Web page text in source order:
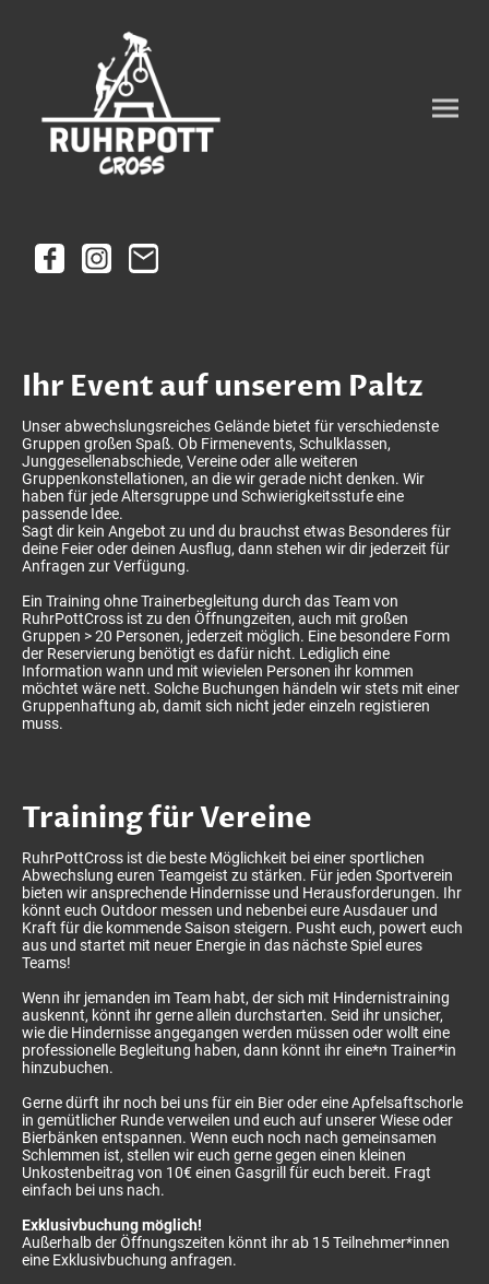
Ihr Event auf unserem Paltz
Unser abwechslungsreiches Gelände bietet für verschiedenste
Gruppen großen Spaß. Ob Firmenevents, Schulklassen,
Junggesellenabschiede, Vereine oder alle weiteren
Gruppenkonstellationen, an die wir gerade nicht denken. Wir
haben für jede Altersgruppe und Schwierigkeitsstufe eine
passende Idee.
Sagt dir kein Angebot zu und du brauchst etwas Besonderes für
deine Feier oder deinen Ausflug, dann stehen wir dir jederzeit für
Anfragen zur Verfügung.
Ein Training ohne Trainerbegleitung durch das Team von
RuhrPottCross ist zu den Öffnungzeiten, auch mit großen
Gruppen > 20 Personen, jederzeit möglich. Eine besondere Form
der Reservierung benötigt es dafür nicht. Lediglich eine
Information wann und mit wievielen Personen ihr kommen
möchtet wäre nett. Solche Buchungen händeln wir stets mit einer
Gruppenhaftung ab, damit sich nicht jeder einzeln registieren
muss.
Training für Vereine
RuhrPottCross ist die beste Möglichkeit bei einer sportlichen
Abwechslung euren Teamgeist zu stärken. Für jeden Sportverein
bieten wir ansprechende Hindernisse und Herausforderungen. Ihr
könnt euch Outdoor messen und nebenbei eure Ausdauer und
Kraft für die kommende Saison steigern. Pusht euch, powert euch
aus und startet mit neuer Energie in das nächste Spiel eures
Teams!
Wenn ihr jemanden im Team habt, der sich mit Hindernistraining
auskennt, könnt ihr gerne allein durchstarten. Seid ihr unsicher,
wie die Hindernisse angegangen werden müssen oder wollt eine
professionelle Begleitung haben, dann könnt ihr eine*n Trainer*in
hinzubuchen.
Gerne dürft ihr noch bei uns für ein Bier oder eine Apfelsaftschorle
in gemütlicher Runde verweilen und euch auf unserer Wiese oder
Bierbänken entspannen. Wenn euch noch nach gemeinsamen
Schlemmen ist, stellen wir euch gerne gegen einen kleinen
Unkostenbeitrag von 10€ einen Gasgrill für euch bereit. Fragt
einfach bei uns nach.
Exklusivbuchung möglich!
Außerhalb der Öffnungszeiten könnt ihr ab 15 Teilnehmer*innen
eine Exklusivbuchung anfragen.